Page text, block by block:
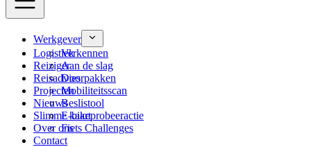
Werkgever
Verkennen
Aan de slag
Doorpakken
Mobiliteitsscan
Beslistool
E-bikeprobeeractie
Fiets Challenges
Logistiek
Reiziger
Reisadvies
Projecten
Nieuws
Slimme kaart
Over ons
Contact